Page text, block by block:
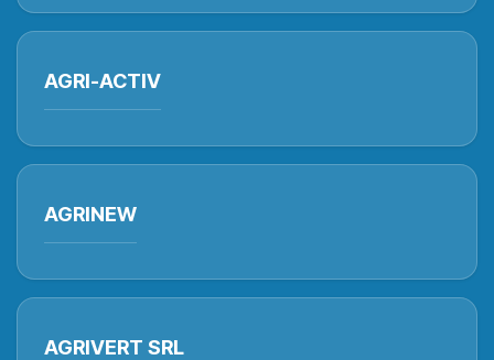
AGRI-ACTIV
AGRINEW
AGRIVERT SRL